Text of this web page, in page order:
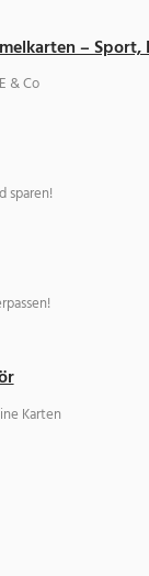
–
& Co
sparen!
Karten